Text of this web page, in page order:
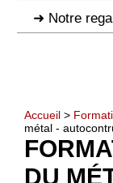
Notre
Accueil >
métal -
DU